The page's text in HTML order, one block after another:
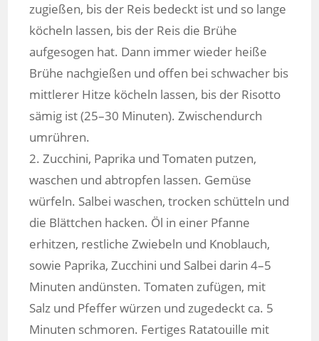
zugießen, bis der Reis bedeckt ist und so lange
köcheln lassen, bis der Reis die Brühe
aufgesogen hat. Dann immer wieder heiße
Brühe nachgießen und offen bei schwacher bis
mittlerer Hitze köcheln lassen, bis der Risotto
sämig ist (25–30 Minuten). Zwischendurch
umrühren.
2. Zucchini, Paprika und Tomaten putzen,
waschen und abtropfen lassen. Gemüse
würfeln. Salbei waschen, trocken schütteln und
die Blättchen hacken. Öl in einer Pfanne
erhitzen, restliche Zwiebeln und Knoblauch,
sowie Paprika, Zucchini und Salbei darin 4–5
Minuten andünsten. Tomaten zufügen, mit
Salz und Pfeffer würzen und zugedeckt ca. 5
Minuten schmoren. Fertiges Ratatouille mit